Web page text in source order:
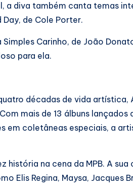
a diva também canta temas
Day, de Cole Porter.
Carinho, de João
para ela.
décadas de vida artística,
mais de 13 álbuns
em coletâneas especiais, a
história na cena da MPB. A
Elis Regina, Maysa, Jacques